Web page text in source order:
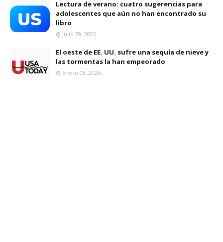
Lectura de verano: cuatro sugerencias para
adolescentes que aún no han encontrado su
libro
Julio 28, 2026
El oeste de EE. UU. sufre una sequía de nieve y
las tormentas la han empeorado
Enero 08, 2026